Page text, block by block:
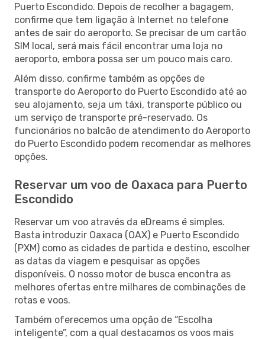
Puerto Escondido. Depois de recolher a bagagem,
confirme que tem ligação à Internet no telefone
antes de sair do aeroporto. Se precisar de um cartão
SIM local, será mais fácil encontrar uma loja no
aeroporto, embora possa ser um pouco mais caro.
Além disso, confirme também as opções de
transporte do Aeroporto do Puerto Escondido até ao
seu alojamento, seja um táxi, transporte público ou
um serviço de transporte pré-reservado. Os
funcionários no balcão de atendimento do Aeroporto
do Puerto Escondido podem recomendar as melhores
opções.
Reservar um voo de Oaxaca para Puerto
Escondido
Reservar um voo através da eDreams é simples.
Basta introduzir Oaxaca (OAX) e Puerto Escondido
(PXM) como as cidades de partida e destino, escolher
as datas da viagem e pesquisar as opções
disponíveis. O nosso motor de busca encontra as
melhores ofertas entre milhares de combinações de
rotas e voos.
Também oferecemos uma opção de “Escolha
inteligente”, com a qual destacamos os voos mais